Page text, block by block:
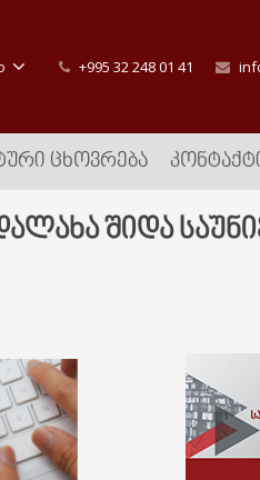
+995 32 248 01 41
ᲪᲮᲝᲕᲠᲔᲑᲐ
შიდა